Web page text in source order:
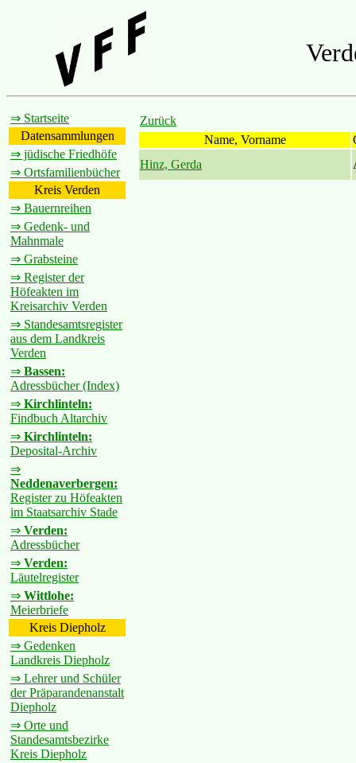
⇒ Startseite
Datensammlungen
⇒ jüdische Friedhöfe
⇒ Ortsfamilienbücher
Kreis Verden
⇒ Bauernreihen
⇒ Gedenk- und
Mahnmale
⇒ Grabsteine
⇒ Register der
Höfeakten im
Kreisarchiv Verden
⇒ Standesamtsregister
aus dem Landkreis
Verden
⇒ Bassen:
Adressbücher (Index)
⇒ Kirchlinteln:
Findbuch Altarchiv
⇒ Kirchlinteln:
Deposital-Archiv
⇒
Neddenaverbergen:
Register zu Höfeakten
im Staatsarchiv Stade
⇒ Verden:
Adressbücher
⇒ Verden:
Läutelregister
⇒ Wittlohe:
Meierbriefe
Kreis Diepholz
⇒ Gedenken
Landkreis Diepholz
⇒ Lehrer und Schüler
der Präparandenanstalt
Diepholz
⇒ Orte und
Standesamtsbezirke
Kreis Diepholz
Zurück
Name, Vorname
Hinz, Gerda